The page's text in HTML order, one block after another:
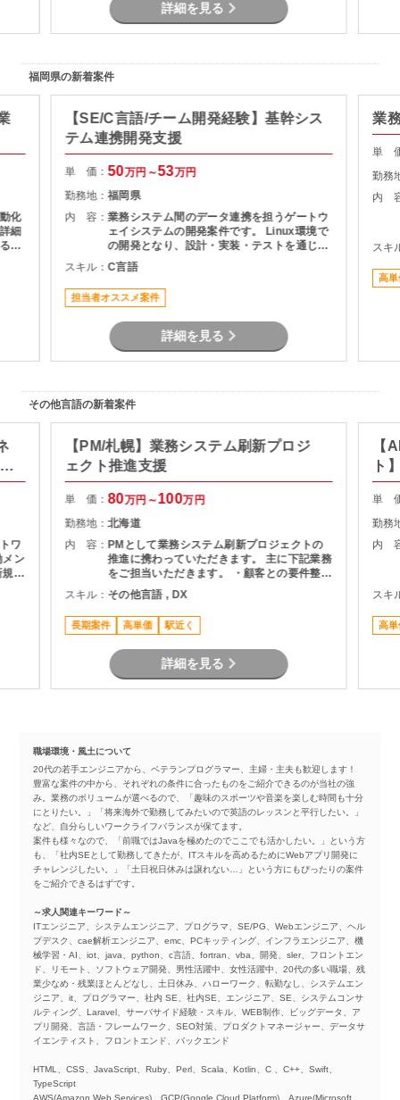
詳細を見る
福岡県の新着案件
化
細
こ
【SE/C言語/チーム開発経験】基幹シス
テム連携開発支援
単 価：50万円～53万円
勤務地：福岡県
内 容：業務システム間のデータ連携を担うゲートウ
ェイシステムの開発案件です。 Linux環境で
の開発となり、設計・実装・テストを通じて
システムの安定稼働を支える役割を担当いた
だきます。 長期案件のため、腰を据えて開発
に携わりたい方におすすめです。
スキル：C言語
担当者オススメ案件
詳細を見る
業
単
勤務
内
スキ
高単
その他言語の新着案件
ワ
メン
基
【PM/札幌】業務システム刷新プロジ
ェクト推進支援
単 価：80万円～100万円
勤務地：北海道
内 容： PMとして業務システム刷新プロジェクトの
推進に携わっていただきます。 主に下記業務
をご担当いただきます。 ・顧客との要件整
理・課題整理 ・プロジェクト計画の策定およ
び進捗管理 ・開発チームとの調整およびマネ
ジメント ・品質、課題、リスク管理 ・関係
者向け資料作成および各種報告 ・要件定義か
スキル： その他言語 , DX
長期案件 高単価 駅近く
詳細を見る
【
ト
単
勤務
内
スキ
高単
職場環境・風土について
20代の若手エンジニアから、ベテランプログラマー、主婦・主夫も歓迎します！
豊富な案件の中から、それぞれの条件に合ったものをご紹介できるのが当社の強
み。業務のボリュームが選べるので、「趣味のスポーツや音楽を楽しむ時間も十分
にとりたい。」「将来海外で勤務してみたいので英語のレッスンと平行したい。」
など、自分らしいワークライフバランスが保てます。
案件も様々なので、「前職ではJavaを極めたのでここでも活かしたい。」という方
も、「社内SEとして勤務してきたが、ITスキルを高めるためにWebアプリ開発に
チャレンジしたい。」「土日祝日休みは譲れない…」という方にもぴったりの案件
をご紹介できるはずです。
～求人関連キーワード～
ITエンジニア、システムエンジニア、プログラマ、SE/PG、Webエンジニア、ヘル
プデスク、cae解析エンジニア、emc、PCキッティング、インフラエンジニア、機
械学習・AI、iot、java、python、c言語、fortran、vba、開発、sler、フロントエン
ド、リモート、ソフトウェア開発、男性活躍中、女性活躍中、20代の多い職場、残
業少なめ・残業ほとんどなし、土日休み、ハローワーク、転勤なし、システムエン
ジニア、it、プログラマー、社内 SE、社内SE、エンジニア、SE、システムコンサ
ルティング、Laravel、サーバサイド経験・スキル、WEB制作、ビッグデータ、ア
プリ開発、言語・フレームワーク、SEO対策、プロダクトマネージャー、データサ
イエンティスト、フロントエンド、バックエンド
HTML、CSS、JavaScript、Ruby、Perl、Scala、Kotlin、C 、C++、Swift、
TypeScript
AWS(Amazon Web Services)、GCP(Google Cloud Platform)、Azure(Microsoft